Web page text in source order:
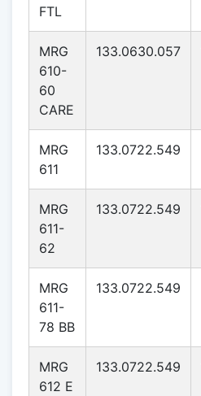
FTL
MRG
610-
60
CARE
133.0630.057
MRG
611
133.0722.549
MRG
611-
62
133.0722.549
MRG
611-
78 BB
133.0722.549
MRG
612 E
133.0722.549